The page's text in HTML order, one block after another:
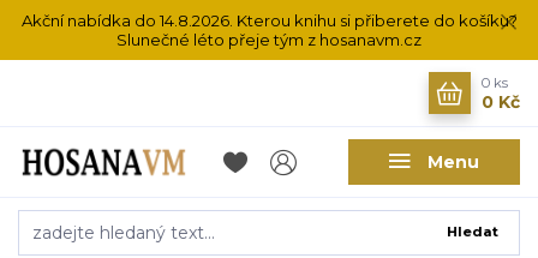
Akční nabídka do 14.8.2026. Kterou knihu si přiberete do košíku?
Slunečné léto přeje tým z hosanavm.cz
Menu
Hledat
0 ks
0 Kč